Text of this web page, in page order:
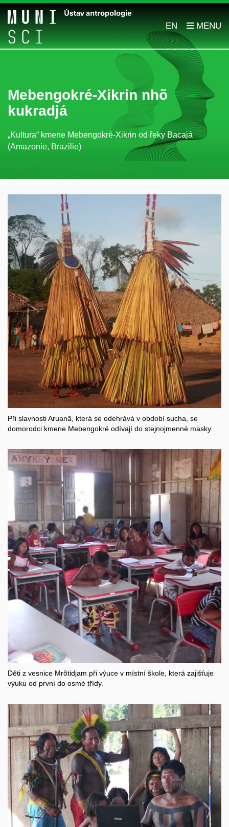
EN
Mebengokré-Xikrinnhõ
kukradjá
„Kultura“ kmene Mebengokré-Xikrin od řeky Bacajá
(Amazonie, Brazilie)
Při slavnosti Aruanã, která se odehrává v období sucha, se
domorodci kmene Mebengokré odívají do stejnojmenné masky.
Děti z vesnice Mrõtidjam při výuce v místní škole, která zajišťuje
výuku od první do osmé třídy.